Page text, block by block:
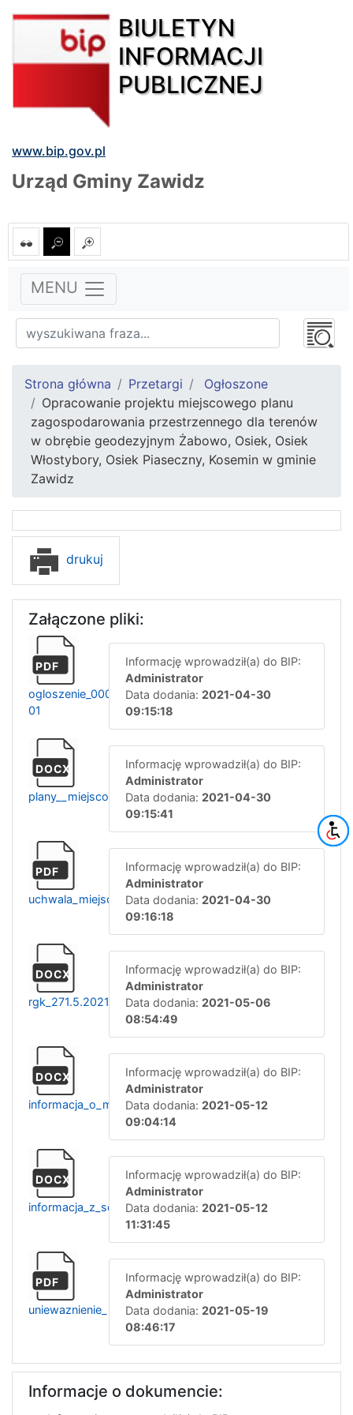
BIULETYN
INFORMACJI
PUBLICZNEJ
www.bip.gov.pl
Urząd Gminy Zawidz
MENU
Strona główna Przetargi
Ogłoszone
Opracowanie projektu miejscowego planu
zagospodarowania przestrzennego dla terenów
w obrębie geodezyjnym Żabowo, Osiek, Osiek
Włostybory, Osiek Piaseczny, Kosemin w gminie
Zawidz
drukuj
Załączone pliki:
PDF
ogloszenie_00044103-
01
Informację wprowadził(a) do BIP:
Administrator
Data dodania: 2021-04-30
09:15:18
DOCX
plany__miejscowe__2021_rok_specyfikacja
Informację wprowadził(a) do BIP:
Administrator
Data dodania: 2021-04-30
09:15:41
PDF
uchwala_miejscowy_plan
Informację wprowadził(a) do BIP:
Administrator
Data dodania: 2021-04-30
09:16:18
DOCX
rgk_271.5.2021_odpowiedz_nr_1
Informację wprowadził(a) do BIP:
Administrator
Data dodania: 2021-05-06
08:54:49
DOCX
informacja_o_maksymalnej_kwocie_rgk271.5.2021
Informację wprowadził(a) do BIP:
Administrator
Data dodania: 2021-05-12
09:04:14
DOCX
informacja_z_sesji_otwarcia_rgk271.5.2021
Informację wprowadził(a) do BIP:
Administrator
Data dodania: 2021-05-12
11:31:45
PDF
uniewaznienie_postepowania_rgk.271.5.2021
Informację wprowadził(a) do BIP:
Administrator
Data dodania: 2021-05-19
08:46:17
Informacje o dokumencie: